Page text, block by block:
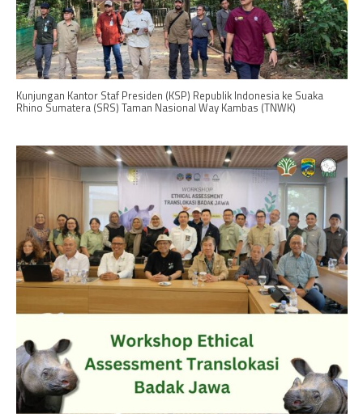
Kunjungan Kantor Staf Presiden (KSP) Republik Indonesia ke Suaka
Rhino Sumatera (SRS) Taman Nasional Way Kambas (TNWK)